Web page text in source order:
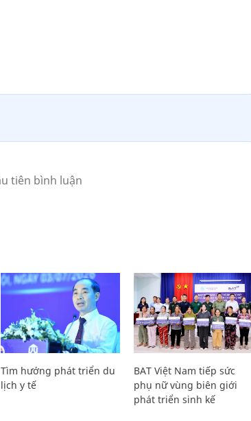
Tìm hướng phát triển du
lịch y tế
BAT Việt Nam tiếp sức
phụ nữ vùng biên giới
phát triển sinh kế